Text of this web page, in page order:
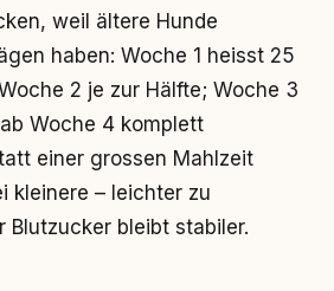
weil ältere Hunde
haben: Woche 1 heisst 25
2 je zur Hälfte; Woche 3
Woche 4 komplett
einer grossen Mahlzeit
kleinere – leichter zu
Blutzucker bleibt stabiler.